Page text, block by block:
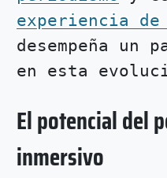
experiencia de
desempeña un
en esta
El potencial del
inmersivo